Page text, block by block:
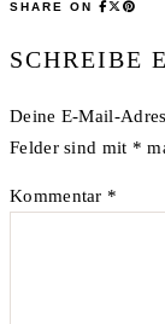
SHARE ON
SCHREIBE
Deine E-Mail-
Felder sind mit *
Kommentar *